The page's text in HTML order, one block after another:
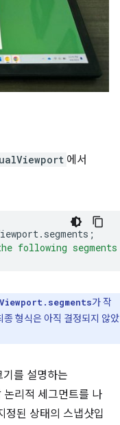
에서
. segments ;
following
가 작
종 형식은 아직 결정되지 않았
를 설명하는
리적 세그먼트를 나
정된 상태의 스냅샷입